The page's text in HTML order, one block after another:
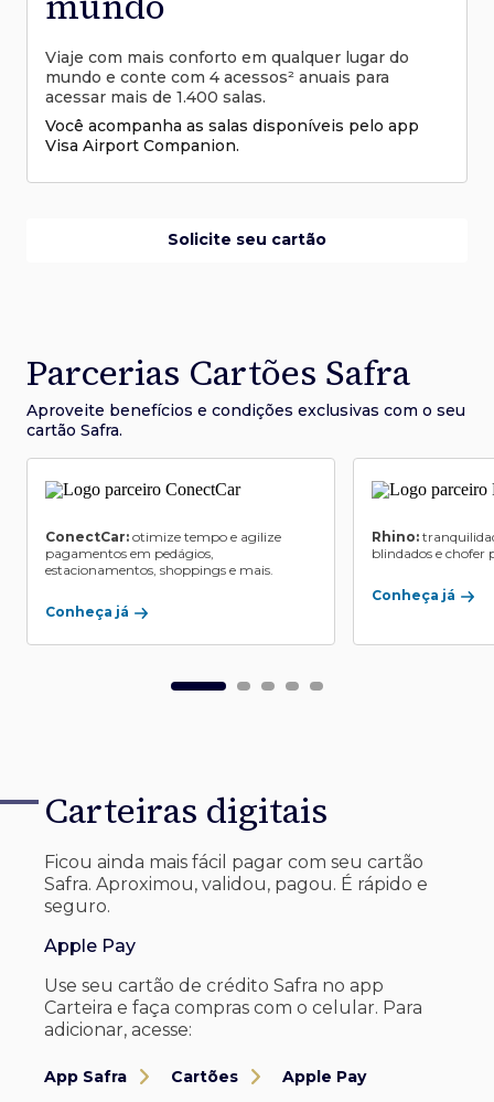
Viaje com mais conforto em qualquer lugar do
mundo e conte com 4 acessos² anuais para
acessar mais de 1.400 salas.
Você acompanha as salas disponíveis pelo app
Visa Airport Companion.
Solicite seu cartão
Parcerias Cartões Safra
Aproveite benefícios e condições exclusivas com o seu
cartão Safra.
ConectCar: otimize tempo e agilize
pagamentos em pedágios,
estacionamentos, shoppings e mais.
Conheça já
Rhino:
blindados e chofer
Conheça já
Carteiras digitais
Ficou ainda mais fácil pagar com seu cartão
Safra. Aproximou, validou, pagou. É rápido e
seguro.
Apple Pay
Use seu cartão de crédito Safra no app
Carteira e faça compras com o celular. Para
adicionar, acesse:
App Safra Cartões Apple Pay